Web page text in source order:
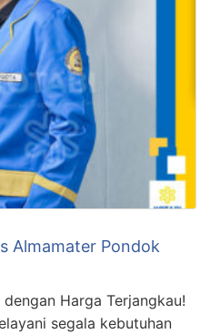
Almamater Pondok
Harga Terjangkau!
segala kebutuhan